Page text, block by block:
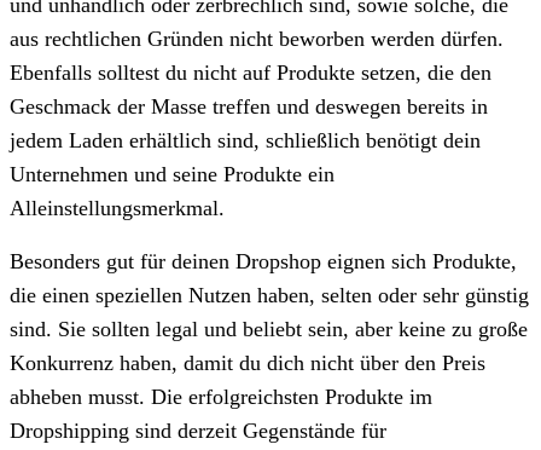
aus rechtlichen Gründen nicht beworben werden dürfen.
Ebenfalls solltest du nicht auf Produkte setzen, die den
Geschmack der Masse treffen und deswegen bereits in
jedem Laden erhältlich sind, schließlich benötigt dein
Unternehmen und seine Produkte ein
Alleinstellungsmerkmal.
Besonders gut für deinen Dropshop eignen sich Produkte,
die einen speziellen Nutzen haben, selten oder sehr günstig
sind. Sie sollten legal und beliebt sein, aber keine zu große
Konkurrenz haben, damit du dich nicht über den Preis
abheben musst. Die erfolgreichsten Produkte im
Dropshipping sind derzeit Gegenstände für